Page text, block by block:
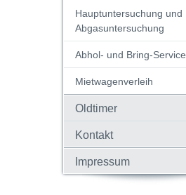
Hauptuntersuchung und
Abgasuntersuchung
Abhol- und Bring-Service
Mietwagenverleih
Oldtimer
Kontakt
Impressum